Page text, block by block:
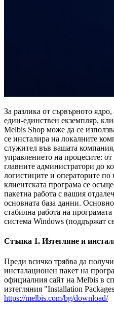
За разлика от сървърното
един-единствен екземпляр,
Melbis Shop може да се
се инсталира на локалните
служител във вашата
управлението на процесите:
главните администратори до
логистиците и операторите
клиентската програма се
пакетна работа с вашия
основната база данни.
стабилна работа на
система Windows (поддържат
Стъпка 1. Изтегляне и
Преди всичко трябва да
инсталационен пакет на
официалния сайт на Melbis в
изтегляния "Installation
https://melbis.com/bg/download/